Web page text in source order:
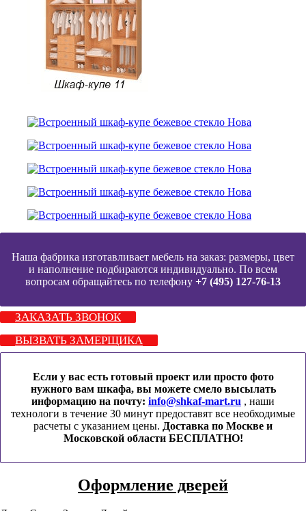
Наша фабрика изготавливает мебель на заказ: размеры, цвет
и наполнение подбираются индивидуально. По всем
вопросам обращайтесь по телефону +7 (495) 127-76-13
ЗАКАЗАТЬ ЗВОНОК
ВЫЗВАТЬ ЗАМЕРЩИКА
Если у вас есть готовый проект или просто фото
нужного вам шкафа, вы можете смело высылать
информацию на почту: info@shkaf-mart.ru , наши
технологи в течение 30 минут предоставят все необходимые
расчеты с указанием цены. Доставка по Москве и
Московской области БЕСПЛАТНО!
Оформление дверей